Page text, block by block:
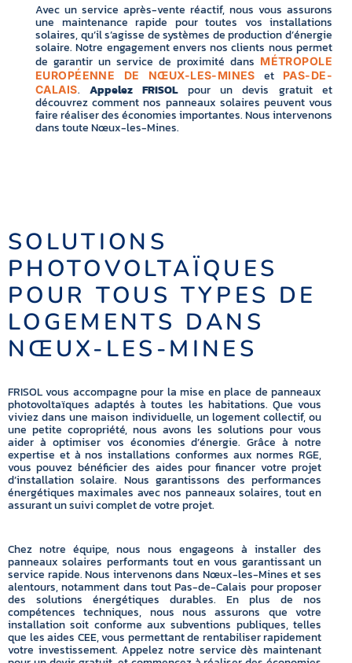
Avec un service après-vente réactif, nous vous assurons
une maintenance rapide pour toutes vos installations
solaires, qu’il s’agisse de systèmes de production d’énergie
solaire. Notre engagement envers nos clients nous permet
de garantir un service de proximité dans MÉTROPOLE
EUROPÉENNE DE NŒUX-LES-MINES
et
PAS-DE-
CALAIS. Appelez FRISOLpour un devis gratuit et
découvrez comment nos panneaux solaires peuvent vous
faire réaliser des économies importantes. Nous intervenons
dans toute Nœux-les-Mines.
SOLUTIONS
PHOTOVOLTAÏQUES
POUR TOUS TYPES DE
LOGEMENTS DANS
NŒUX-LES-MINES
FRISOL vous accompagne pour la mise en place de panneaux
photovoltaïques adaptés à toutes les habitations. Que vous
viviez dans une maison individuelle, un logement collectif, ou
une petite copropriété, nous avons les solutions pour vous
aider à optimiser vos économies d’énergie. Grâce à notre
expertise et à nos installations conformes aux normes RGE,
vous pouvez bénéficier des aides pour financer votre projet
d’installation solaire. Nous garantissons des performances
énergétiques maximales avec nos panneaux solaires, tout en
assurant un suivi complet de votre projet.
Chez notre équipe, nous nous engageons à installer des
panneaux solaires performants tout en vous garantissant un
service rapide. Nous intervenons dans Nœux-les-Mines et ses
alentours, notamment dans tout Pas-de-Calais pour proposer
des solutions énergétiques durables. En plus de nos
compétences techniques, nous nous assurons que votre
installation soit conforme aux subventions publiques, telles
que les aides CEE, vous permettant de rentabiliser rapidement
votre investissement. Appelez notre service dès maintenant